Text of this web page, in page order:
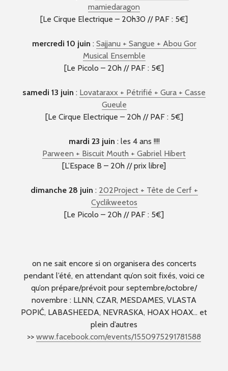
mamiedaragon
[Le Cirque Electrique – 20h30 // PAF : 5€]
mercredi 10 juin : Sajjanu + Sangue + Abou Gor
Musical Ensemble
[Le Picolo – 20h // PAF : 5€]
samedi 13 juin : Lovataraxx + Pétrifié + Gura + Casse
Gueule
[Le Cirque Electrique – 20h // PAF : 5€]
mardi 23 juin : les 4 ans !!!!
Parween + Biscuit Mouth + Gabriel Hibert
[L’Espace B – 20h // prix libre]
dimanche 28 juin : 202Project + Tête de Cerf +
Cyclikweetos
[Le Picolo – 20h // PAF : 5€]
on ne sait encore si on organisera des concerts
pendant l’été, en attendant qu’on soit fixés, voici ce
qu’on prépare/prévoit pour septembre/octobre/
novembre : LLNN, CZAR, MESDAMES, VLASTA
POPIĆ, LABASHEEDA, NEVRASKA, HOAX HOAX… et
plein d’autres
>> www.facebook.com/events/1550975291781588